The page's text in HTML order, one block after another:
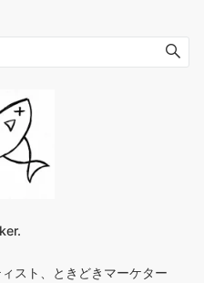
スト、ときどきマーケター